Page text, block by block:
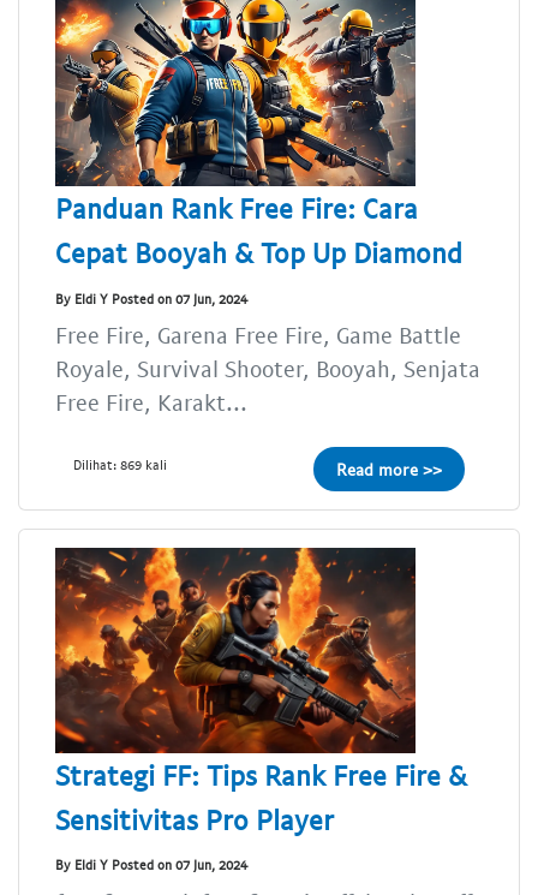
Panduan Rank Free Fire: Cara
Cepat Booyah & Top Up Diamond
By Eldi Y Posted on 07 Jun, 2024
Free Fire, Garena Free Fire, Game Battle
Royale, Survival Shooter, Booyah, Senjata
Free Fire, Karakt...
Dilihat: 869 kali Read more >>
Strategi FF: Tips Rank Free Fire &
Sensitivitas Pro Player
By Eldi Y Posted on 07 Jun, 2024